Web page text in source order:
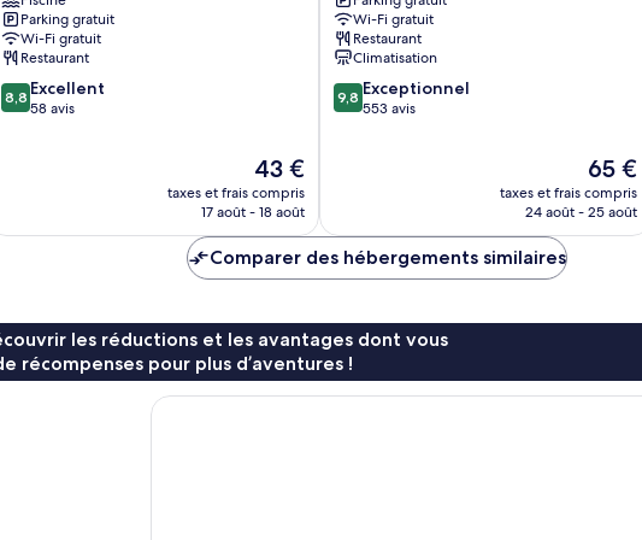
Centre-
ville
de
Xi'an
Parking gratuit
Wi-Fi gratuit
Restaurant
8.8
sur
8,8 Excellent
58 avis
Le
nouveau
prix
de
43 €
43 €
taxes et frais compris
17 août - 18 août
Centre-
ville
de
Xi'an
Wi-Fi gratuit
Restaurant
Climatisation
9.8
sur
9,8 Exceptionnel
553 avis
Le
nouveau
prix
65 €
taxes et frais compris
24 août - 25 août
Comparer des hébergements similaires
les réductions et les avantages dont vous
récompenses pour plus d’aventures !